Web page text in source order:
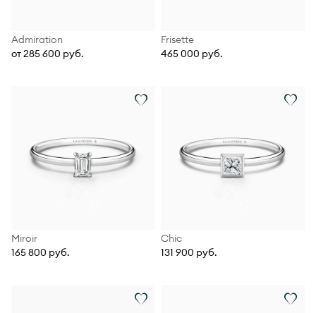
Admiration
от 285 600 руб.
Frisette
465 000 руб.
Miroir
165 800 руб.
Chic
131 900 руб.